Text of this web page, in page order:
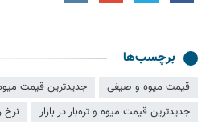
برچسب‌ها
قیمت میوه و صیفی
جدیدترین قیمت میوه
جدیدترین قیمت میوه و تره‌بار در بازار
نرخ